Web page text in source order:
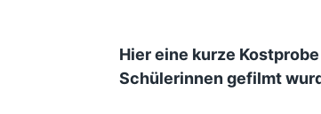
Hier eine kurze
Schülerinnen gefilmt